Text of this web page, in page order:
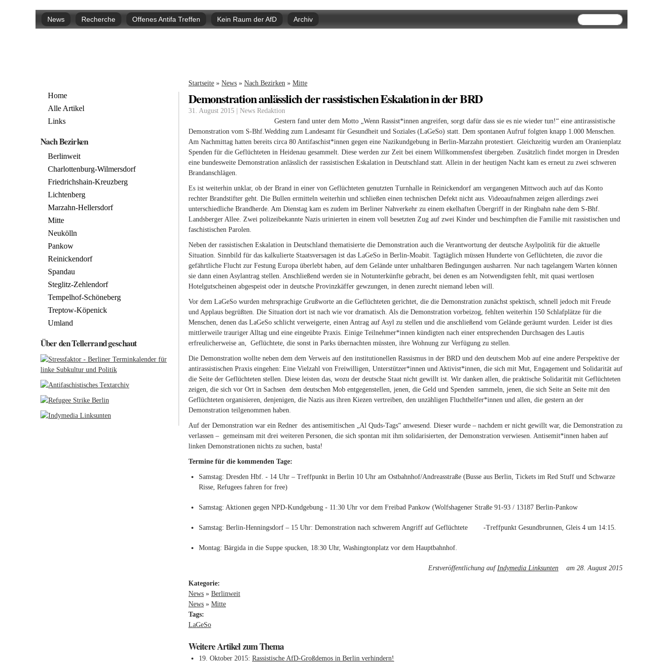
zum
Inhalt
Hauptmenü
News Recherche Offenes Antifa Treffen Kein Raum der AfD Archiv Suchformular
Suche
Sie sind hier
Startseite » News » Nach Bezirken » Mitte
Home
Alle Artikel
Links
Nach Bezirken
Berlinweit
Charlottenburg-Wilmersdorf
Friedrichshain-Kreuzberg
Lichtenberg
Marzahn-Hellersdorf
Mitte
Neukölln
Pankow
Reinickendorf
Spandau
Steglitz-Zehlendorf
Tempelhof-Schöneberg
Treptow-Köpenick
Umland
Über den Tellerrand geschaut
Demonstration anlässlich der rassistischen Eskalation in der BRD
31. August 2015 | News Redaktion
Gestern fand unter dem Motto „Wenn Rassist*innen angreifen, sorgt dafür dass sie es nie wieder tun!“ eine antirassistische
Demonstration vom S-Bhf.Wedding zum Landesamt für Gesundheit und Soziales (LaGeSo) statt. Dem spontanen Aufruf folgten knapp 1.000 Menschen.
Am Nachmittag hatten bereits circa 80 Antifaschist*innen gegen eine Nazikundgebung in Berlin-Marzahn protestiert. Gleichzeitig wurden am Oranienplatz
Spenden für die Geflüchteten in Heidenau gesammelt. Diese werden zur Zeit bei einem Willkommensfest übergeben. Zusätzlich findet morgen in Dresden
eine bundesweite Demonstration anlässlich der rassistischen Eskalation in Deutschland statt. Allein in der heutigen Nacht kam es erneut zu zwei schweren
Brandanschlägen.
Es ist weiterhin unklar, ob der Brand in einer von Geflüchteten genutzten Turnhalle in Reinickendorf am vergangenen Mittwoch auch auf das Konto
rechter Brandstifter geht. Die Bullen ermitteln weiterhin und schließen einen technischen Defekt nicht aus. Videoaufnahmen zeigen allerdings zwei
unterschiedliche Brandherde. Am Dienstag kam es zudem im Berliner Nahverkehr zu einem ekelhaften Übergriff in der Ringbahn nahe dem S-Bhf.
Landsberger Allee. Zwei polizeibekannte Nazis urinierten in einem voll besetzten Zug auf zwei Kinder und beschimpften die Familie mit rassistischen und
faschistischen Parolen.
Neben der rassistischen Eskalation in Deutschland thematisierte die Demonstration auch die Verantwortung der deutsche Asylpolitik für die aktuelle
Situation. Sinnbild für das kalkulierte Staatsversagen ist das LaGeSo in Berlin-Moabit. Tagtäglich müssen Hunderte von Geflüchteten, die zuvor die
gefährtliche Flucht zur Festung Europa überlebt haben, auf dem Gelände unter unhaltbaren Bedingungen ausharren. Nur nach tagelangem Warten können
sie dann einen Asylantrag stellen. Anschließend werden sie in Notunterkünfte gebracht, bei denen es am Notwendigsten fehlt, mit quasi wertlosen
Hotelgutscheinen abgespeist oder in deutsche Provinzkäffer gewzungen, in denen zurecht niemand leben will.
Vor dem LaGeSo wurden mehrsprachige Grußworte an die Geflüchteten gerichtet, die die Demonstration zunächst spektisch, schnell jedoch mit Freude
und Applaus begrüßten. Die Situation dort ist nach wie vor dramatisch. Als die Demonstration vorbeizog, fehlten weiterhin 150 Schlafplätze für die
Menschen, denen das LaGeSo schlicht verweigerte, einen Antrag auf Asyl zu stellen und die anschließend vom Gelände geräumt wurden. Leider ist dies
mittlerweile trauriger Alltag und eine eingeübte Praxis. Einige Teilnehmer*innen kündigten nach einer entsprechenden Durchsagen des Lautis
erfreulicherweise an, Geflüchtete, die sonst in Parks übernachten müssten, ihre Wohnung zur Verfügung zu stellen.
Die Demonstration wollte neben dem dem Verweis auf den institutionellen Rassismus in der BRD und den deutschem Mob auf eine andere Perspektive der
antirassistischen Praxis eingehen: Eine Vielzahl von Freiwilligen, Unterstützer*innen und Aktivist*innen, die sich mit Mut, Engagement und Solidarität auf
die Seite der Geflüchteten stellen. Diese leisten das, wozu der deutsche Staat nicht gewillt ist. Wir danken allen, die praktische Solidarität mit Geflüchteten
zeigen, die sich vor Ort in Sachsen dem deutschen Mob entgegenstellen, jenen, die Geld und Spenden sammeln, jenen, die sich Seite an Seite mit den
Geflüchteten organisieren, denjenigen, die Nazis aus ihren Kiezen vertreiben, den unzähligen Fluchthelfer*innen und allen, die gestern an der
Demonstration teilgenommen haben.
Auf der Demonstration war ein Redner des antisemitischen „Al Quds-Tags“ anwesend. Dieser wurde – nachdem er nicht gewillt war, die Demonstration zu
verlassen – gemeinsam mit drei weiteren Personen, die sich spontan mit ihm solidarisierten, der Demonstration verwiesen. Antisemit*innen haben auf
linken Demonstrationen nichts zu suchen, basta!
Termine für die kommenden Tage:
Samstag: Dresden Hbf. - 14 Uhr – Treffpunkt in Berlin 10 Uhr am Ostbahnhof/Andreasstraße (Busse aus Berlin, Tickets im Red Stuff und Schwarze
Risse, Refugees fahren for free)
Samstag: Aktionen gegen NPD-Kundgebung - 11:30 Uhr vor dem Freibad Pankow (Wolfshagener Straße 91-93 / 13187 Berlin-Pankow
Samstag: Berlin-Henningsdorf – 15 Uhr: Demonstration nach schwerem Angriff auf Geflüchtete -Treffpunkt Gesundbrunnen, Gleis 4 um 14:15.
Montag: Bärgida in die Suppe spucken, 18:30 Uhr, Washingtonplatz vor dem Hauptbahnhof.
Erstveröffentlichung aufIndymedia Linksunten (link is external)
am 28. August 2015
Kategorie:
News » Berlinweit
News » Mitte
Tags:
LaGeSo
Weitere Artikel zum Thema
19. Oktober 2015 Rassistische AfD-Großdemos in Berlin verhindern!